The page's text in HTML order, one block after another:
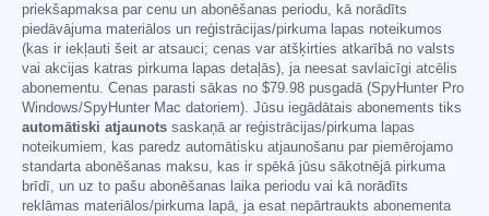
priekšapmaksa par cenu un abonēšanas periodu, kā norādīts
piedāvājuma materiālos un reģistrācijas/pirkuma lapas noteikumos
(kas ir iekļauti šeit ar atsauci; cenas var atšķirties atkarībā no valsts
vai akcijas katras pirkuma lapas detaļās), ja neesat savlaicīgi atcēlis
abonementu. Cenas parasti sākas no $79.98 pusgadā (SpyHunter Pro
Windows/SpyHunter Mac datoriem). Jūsu iegādātais abonements tiks
automātiski atjaunots saskaņā ar reģistrācijas/pirkuma lapas
noteikumiem, kas paredz automātisku atjaunošanu par piemērojamo
standarta abonēšanas maksu, kas ir spēkā jūsu sākotnējā pirkuma
brīdī, un uz to pašu abonēšanas laika periodu vai kā norādīts
reklāmas materiālos/pirkuma lapā, ja esat nepārtraukts abonementa